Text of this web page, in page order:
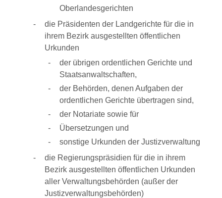
Oberlandesgerichten
die Präsidenten der Landgerichte für die in
ihrem Bezirk ausgestellten öffentlichen
Urkunden
der übrigen ordentlichen Gerichte und
Staatsanwaltschaften,
der Behörden, denen Aufgaben der
ordentlichen Gerichte übertragen sind,
der Notariate sowie für
Übersetzungen und
sonstige Urkunden der Justizverwaltung
die Regierungspräsidien für die in ihrem
Bezirk ausgestellten öffentlichen Urkunden
aller Verwaltungsbehörden (außer der
Justizverwaltungsbehörden)